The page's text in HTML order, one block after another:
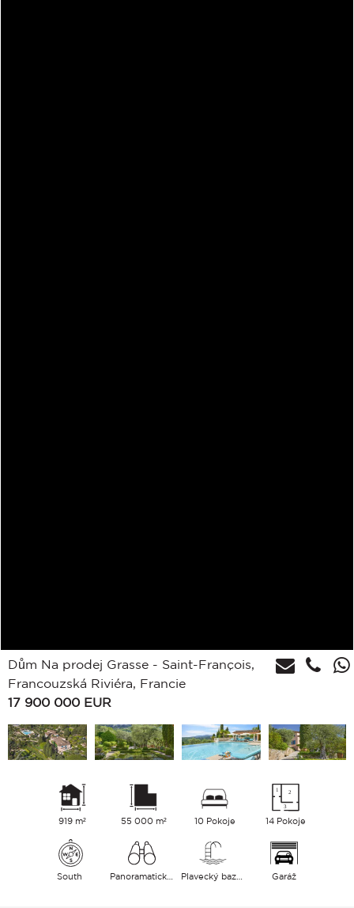
Dům Na prodej Grasse - Saint-François,
Francouzská Riviéra, Francie
17 900 000 EUR
919 m² 55 000 m² 10 Pokoje 14 Pokoje
South Garáž